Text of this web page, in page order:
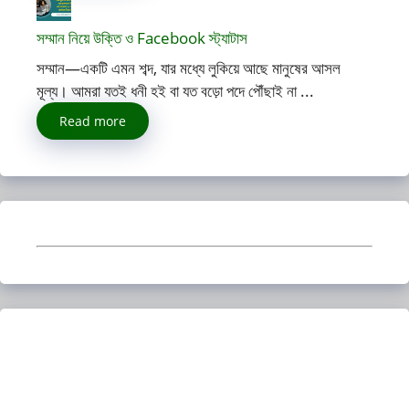
সম্মান নিয়ে উক্তি ও Facebook স্ট্যাটাস
সম্মান—একটি এমন শব্দ, যার মধ্যে লুকিয়ে আছে মানুষের আসল
মূল্য। আমরা যতই ধনী হই বা যত বড়ো পদে পৌঁছাই না ...
Read more